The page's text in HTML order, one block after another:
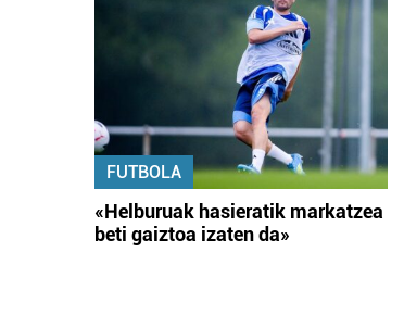
FUTBOLA
«Helburuak hasieratik markatzea
beti gaiztoa izaten da»